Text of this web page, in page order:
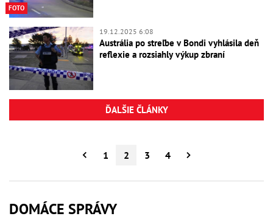
FOTO
19.12.2025 6:08
Austrália po streľbe v Bondi vyhlásila deň
reflexie a rozsiahly výkup zbraní
ĎALŠIE ČLÁNKY
1 2 3 4
DOMÁCE SPRÁVY